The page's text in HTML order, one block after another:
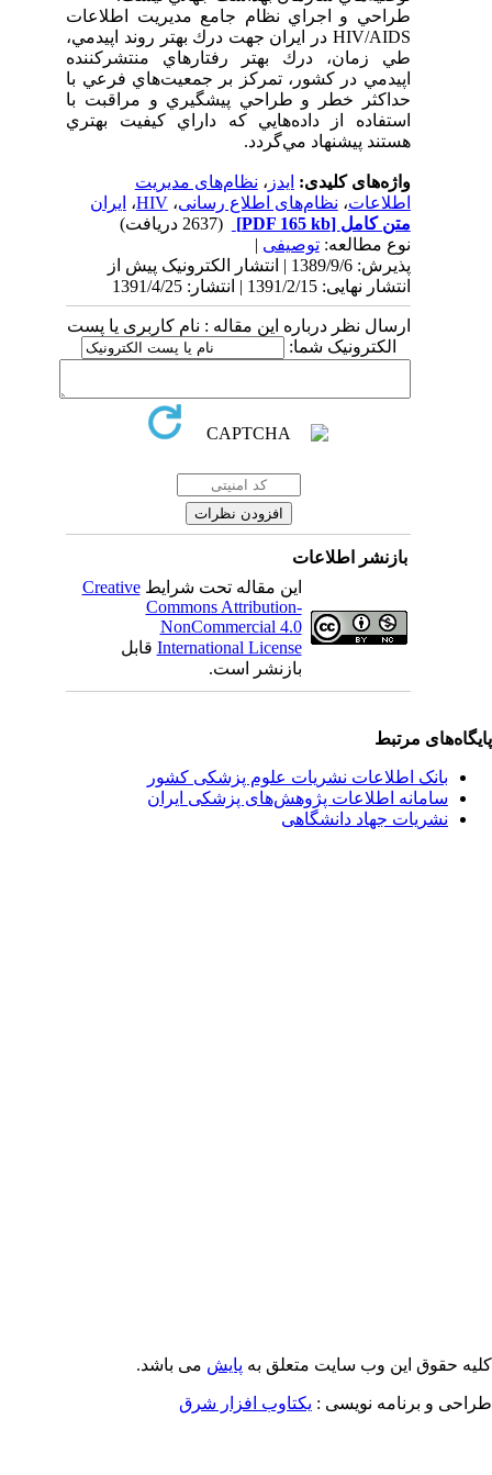
طراحي و اجراي نظام جامع مديريت اطلاعات
HIV/AIDS در ايران جهت درك بهتر روند اپيدمي،
طي زمان، درك بهتر رفتارهاي منتشركننده
اپيدمي در كشور، تمركز بر جمعيت‌هاي فرعي با
حداكثر خطر و طراحي پيشگيري و مراقبت با
استفاده از داده‌هايي که داراي كيفيت بهتري
هستند پيشنهاد مي‌گردد.
واژه‌های کلیدی:ایدز، نظام‌های مدیریت
اطلاعات،نظام‌های اطلاع رسانی،HIV،ایران
متن کامل[PDF 165 kb]
نوع مطالعه:توصیفی|
پذیرش: 1389/9/6 | انتشار الکترونیک پیش از
انتشار نهایی: 1391/2/15 | انتشار: 1391/4/25
ارسال نظر درباره این مقاله : نام کاربری یا پست
الکترونیک شما:
بازنشر اطلاعات
این مقاله تحت شرایطCreative
Commons Attribution-
NonCommercial 4.0
International Licenseقابل
بازنشر است.
مرتبط
بانک اطلاعات نشریات علوم پزشکی کشور
سامانه اطلاعات پژوهش‌های پزشکی ایران
نشریات جهاد دانشگاهی
حقوق این وب سایت متعلق بهپایشمی باشد.
و برنامه نویسی : یکتاوب افزار شرق